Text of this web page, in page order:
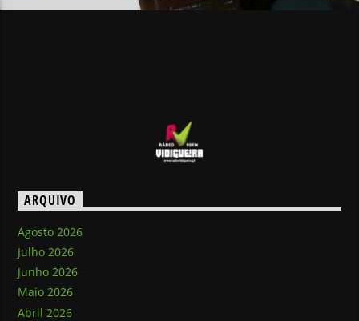
ARQUIVO
Agosto 2026
Julho 2026
Junho 2026
Maio 2026
Abril 2026